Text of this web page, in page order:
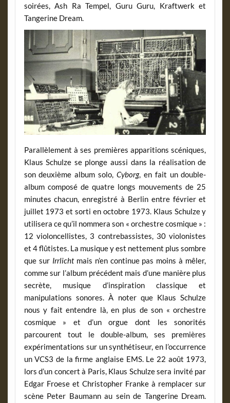
soirées, Ash Ra Tempel, Guru Guru, Kraftwerk et
Tangerine Dream.
Parallèlement à ses premières apparitions scéniques,
Klaus Schulze se plonge aussi dans la réalisation de
son deuxième album solo, Cyborg, en fait un double-
album composé de quatre longs mouvements de 25
minutes chacun, enregistré à Berlin entre février et
juillet 1973 et sorti en octobre 1973. Klaus Schulze y
utilisera ce qu’il nommera son « orchestre cosmique » :
12 violoncellistes, 3 contrebassistes, 30 violonistes
et 4 flûtistes. La musique y est nettement plus sombre
que sur Irrlichtmais n’en continue pas moins à mêler,
comme sur l’album précédent mais d’une manière plus
secrète, musique d’inspiration classique et
manipulations sonores. À noter que Klaus Schulze
nous y fait entendre là, en plus de son « orchestre
cosmique » et d’un orgue dont les sonorités
parcourent tout le double-album, ses premières
expérimentations sur un synthétiseur, en l’occurrence
un VCS3 de la firme anglaise EMS. Le 22 août 1973,
lors d’un concert à Paris, Klaus Schulze sera invité par
Edgar Froese et Christopher Franke à remplacer sur
scène Peter Baumann au sein de Tangerine Dream.